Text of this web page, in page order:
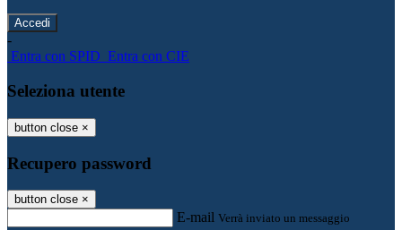
-
Entra con SPID Entra con CIE
Seleziona utente
button close ×
Recupero password
button close ×
E-mail Verrà inviato un messaggio